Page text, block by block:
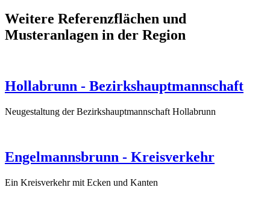
Weitere Referenzflächen und
Musteranlagen in der Region
Hollabrunn - Bezirkshauptmannschaft
Neugestaltung der Bezirkshauptmannschaft Hollabrunn
Engelmannsbrunn - Kreisverkehr
Ein Kreisverkehr mit Ecken und Kanten